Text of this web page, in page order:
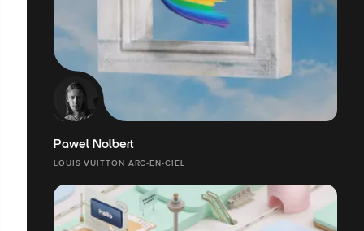
Pawel Nolbert
LOUIS VUITTON ARC-EN-CIEL